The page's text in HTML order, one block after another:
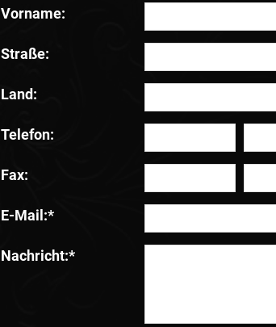
Vorname:
Straße:
Land:
Telefon:
Fax:
E-Mail:*
Nachricht:*